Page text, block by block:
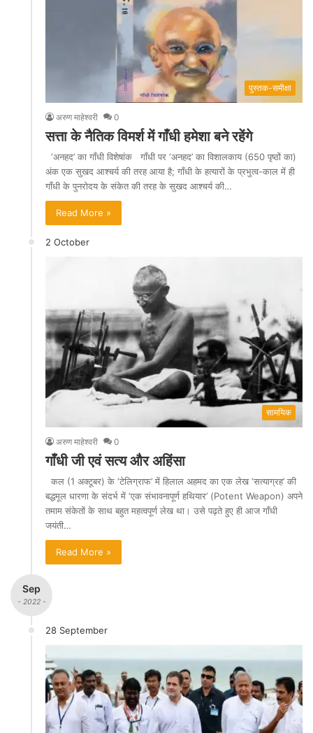
पुस्तक-समीक्षा
अरुण माहेश्वरी 0
सत्ता के नैतिक विमर्श में गाँधी हमेशा बने रहेंगे
‘अनहद’ का गाँधी विशेषांक गाँधी पर ‘अनहद’ का विशालकाय (650 पृष्ठों का)
अंक एक सुखद आश्चर्य की तरह आया है; गाँधी के हत्यारों के प्रभुत्व-काल में ही
गाँधी के पुनरोदय के संकेत की तरह के सुखद आश्चर्य की…
Read More »
2 October
सामयिक
अरुण माहेश्वरी 0
गाँधी जी एवं सत्य और अहिंसा
कल (1 अक्टूबर) के ‘टेलिग्राफ’ में हिलाल अहमद का एक लेख ‘सत्याग्रह’ की
बद्धमूल धारणा के संदर्भ में ‘एक संभावनापूर्ण हथियार’ (Potent Weapon) अपने
तमाम संकेतों के साथ बहुत महत्वपूर्ण लेख था। उसे पढ़ते हुए ही आज गाँधी
जयंती…
Read More »
Sep
- 2022 -
28 September